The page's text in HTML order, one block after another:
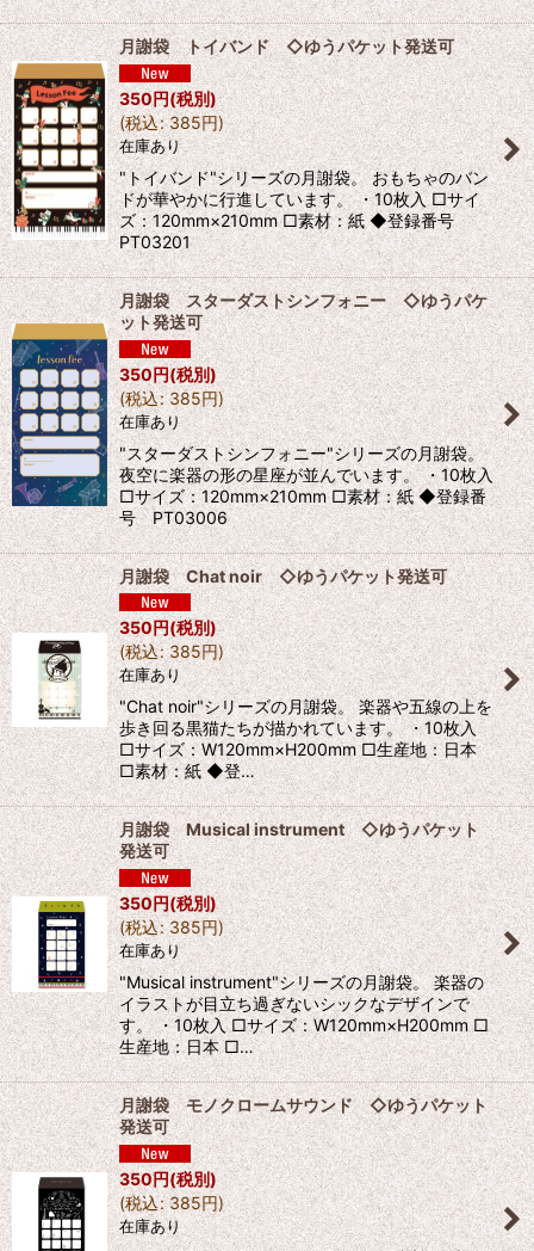
月謝袋 トイバンド ◇ゆうパケット発送可
350円(税別)
(税込: 385円)
在庫あり
"トイバンド"シリーズの月謝袋。 おもちゃのバン
ドが華やかに行進しています。 ・10枚入 □サイ
ズ：120mm×210mm □素材：紙 ◆登録番号
PT03201
月謝袋 スターダストシンフォニー ◇ゆうパケ
ット発送可
350円(税別)
(税込: 385円)
在庫あり
"スターダストシンフォニー"シリーズの月謝袋。
夜空に楽器の形の星座が並んでいます。 ・10枚入
□サイズ：120mm×210mm □素材：紙 ◆登録番
号 PT03006
月謝袋 Chat noir ◇ゆうパケット発送可
350円(税別)
(税込: 385円)
在庫あり
"Chat noir"シリーズの月謝袋。 楽器や五線の上を
歩き回る黒猫たちが描かれています。 ・10枚入
□サイズ：W120mm×H200mm □生産地：日本
□素材：紙 ◆登…
月謝袋 Musical instrument ◇ゆうパケット
発送可
350円(税別)
(税込: 385円)
在庫あり
"Musical instrument"シリーズの月謝袋。 楽器の
イラストが目立ち過ぎないシックなデザインで
す。 ・10枚入 □サイズ：W120mm×H200mm □
生産地：日本 □…
月謝袋 モノクロームサウンド ◇ゆうパケット
発送可
350円(税別)
(税込: 385円)
在庫あり